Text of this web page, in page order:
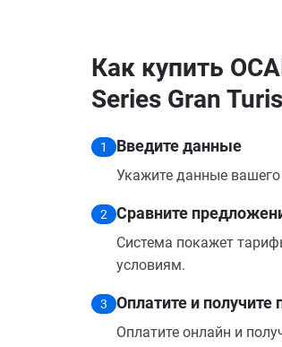
Как купить
Series Gran
1 Введите данные
Укажите данные вашего
2 Сравните
Система покажет
условиям.
3 Оплатите и получите
Оплатите онлайн и